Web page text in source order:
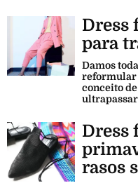
Dress
para
Damos
reformular
conceito
Dress
rasos